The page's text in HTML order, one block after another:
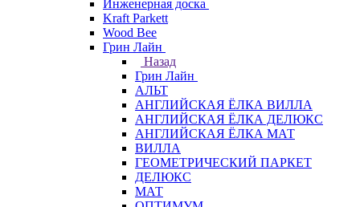
Инженерная доска
Kraft Parkett
Wood Bee
Грин Лайн
Назад
Грин Лайн
АЛЬТ
АНГЛИЙСКАЯ ЁЛКА ВИЛЛА
АНГЛИЙСКАЯ ЁЛКА ДЕЛЮКС
АНГЛИЙСКАЯ ЁЛКА МАТ
ВИЛЛА
ГЕОМЕТРИЧЕСКИЙ ПАРКЕТ
ДЕЛЮКС
МАТ